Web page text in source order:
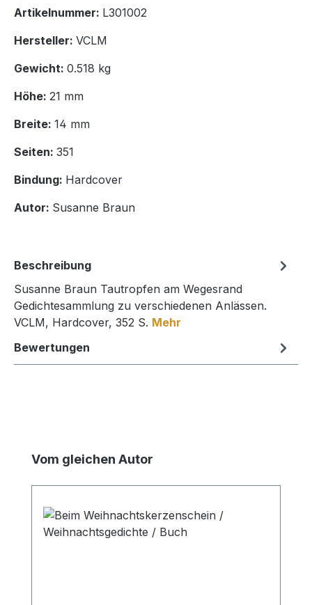
Artikelnummer: L301002
Hersteller: VCLM
Gewicht: 0.518 kg
Höhe: 21 mm
Breite: 14 mm
Seiten: 351
Bindung: Hardcover
Autor: Susanne Braun
Beschreibung
Susanne Braun Tautropfen am Wegesrand
Gedichtesammlung zu verschiedenen Anlässen.
VCLM, Hardcover, 352 S. Mehr
Bewertungen
Produktgalerie überspringen
Vom gleichen Autor